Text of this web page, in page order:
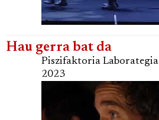
Hau gerra bat da
Piszifaktoria Laborategia
2023